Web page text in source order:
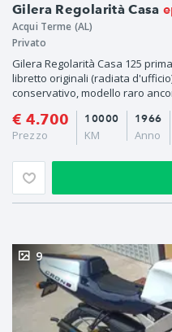
Gilera Regolarità Casa
Acqui Terme (AL)
Privato
Gilera Regolarità Casa 125
libretto originali (radiata
conservativo, modello raro
€ 4.700
Prezzo
1966
Anno
10000
KM
9